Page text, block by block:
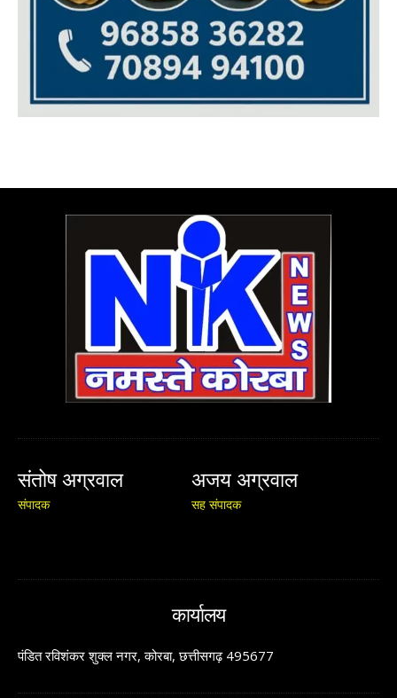
संतोष अग्रवाल
संपादक
अजय अग्रवाल
सह संपादक
कार्यालय
पंडित रविशंकर शुक्ल नगर, कोरबा, छत्तीसगढ़ 495677